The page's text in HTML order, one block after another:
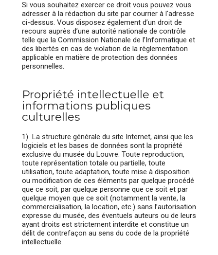
Si vous souhaitez exercer ce droit vous pouvez vous
adresser à la rédaction du site par courrier à l'adresse
ci-dessus. Vous disposez également d’un droit de
recours auprès d’une autorité nationale de contrôle
telle que la Commission Nationale de l’Informatique et
des libertés en cas de violation de la règlementation
applicable en matière de protection des données
personnelles.
Propriété intellectuelle et
informations publiques
culturelles
1) La structure générale du site Internet, ainsi que les
logiciels et les bases de données sont la propriété
exclusive du musée du Louvre. Toute reproduction,
toute représentation totale ou partielle, toute
utilisation, toute adaptation, toute mise à disposition
ou modification de ces éléments par quelque procédé
que ce soit, par quelque personne que ce soit et par
quelque moyen que ce soit (notamment la vente, la
commercialisation, la location, etc.) sans l’autorisation
expresse du musée, des éventuels auteurs ou de leurs
ayant droits est strictement interdite et constitue un
délit de contrefaçon au sens du code de la propriété
intellectuelle.